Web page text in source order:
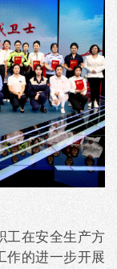
工在安全生产方
作的进一步开展